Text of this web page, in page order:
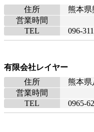
住所
熊本県
営業時間
TEL
096-
有限会社レイヤー
住所
熊本県
営業時間
TEL
0965-